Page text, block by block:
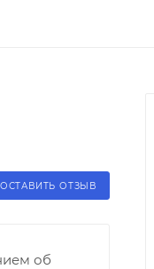
ОСТАВИТЬ ОТЗЫВ
об